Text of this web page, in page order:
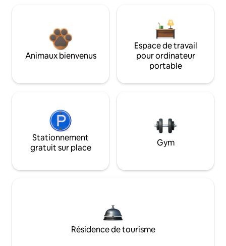
Animaux bienvenus
Espace de travail
pour ordinateur
portable
Stationnement
gratuit sur place
Gym
Résidence de tourisme